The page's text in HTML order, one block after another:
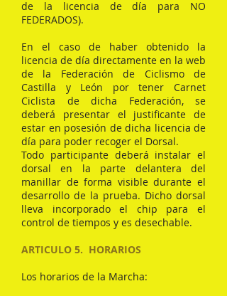
de la licencia de día para NO
FEDERADOS).
En el caso de haber obtenido la
licencia de día directamente en la web
de la Federación de Ciclismo de
Castilla y León por tener Carnet
Ciclista de dicha Federación, se
deberá presentar el justificante de
estar en posesión de dicha licencia de
día para poder recoger el Dorsal.
Todo participante deberá instalar el
dorsal en la parte delantera del
manillar de forma visible durante el
desarrollo de la prueba. Dicho dorsal
lleva incorporado el chip para el
control de tiempos y es desechable.
ARTICULO 5. HORARIOS
Los horarios de la Marcha: